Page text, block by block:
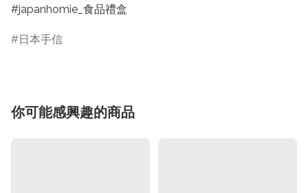
#japanhomie_食品禮盒
日本手信
你可能感興趣的商品